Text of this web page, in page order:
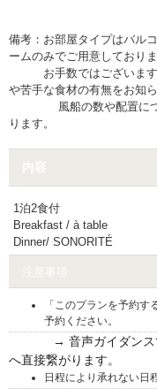
備考：お部屋タイプはバル
ームのみでご用意しておりま
お手数ではございますが
や苦手な食材の有無をお知ら
風船の数や配置につい
ります。
内容
1泊2食付
Breakfast / à table
Dinner/ SONORITÉ
注意事項
「このプランを予約
予約ください。
→ 音声ガイダンス
へ直接繋がります。
日程により承れない日